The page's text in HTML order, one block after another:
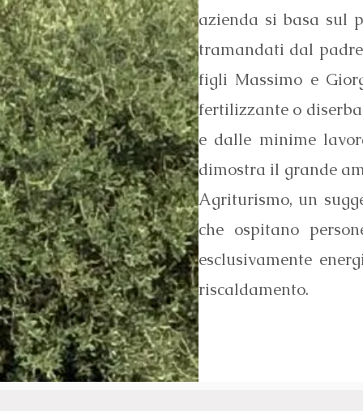
azienda si basa sul
tramandati dal
figli Massimo e
fertilizzante o
e dalle minime
dimostra il grande
Agriturismo, un
che ospitano
esclusivamente
riscaldamento.